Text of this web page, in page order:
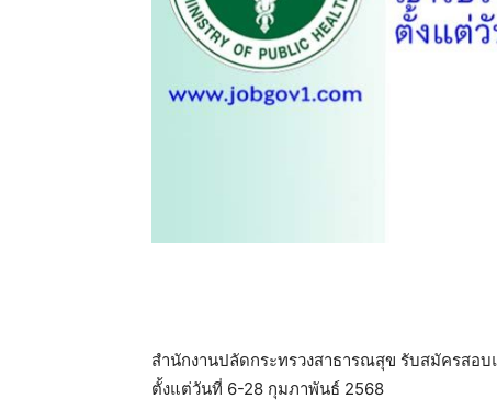
สำนักงานปลัดกระทรวงสาธารณสุข รับสมัครสอบ
ตั้งแต่วันที่ 6-28 กุมภาพันธ์ 2568